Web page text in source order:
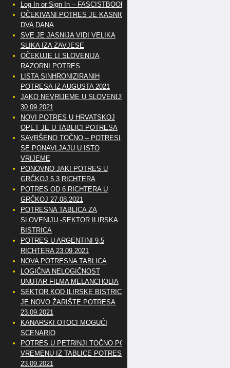
Log In or Sign In – FASCISTBOOK
OČEKIVANI POTRES JE KASNIO
DVA DANA
SVE JE JASNIJA VIDI VELIKA
SLIKA IZA ZAVJESE
OČEKUJE LI SLOVENIJA
RAZORNI POTRES
LISTA SINHRONIZIRANIH
POTRESA IZ AUGUSTA 2021
JAKO NEVRIJEME U SLOVENIJI
30.09.2021
NOVI POTRES U HRVATSKOJ
OPET JE U TABLICI POTRESA
SAVRŠENO TOČNO – POTRESI
SE PONAVLJAJU U ISTO
VRIJEME
PONOVNO JAKI POTRES U
GRČKOJ 5.3 RICHTERA
POTRES OD 6 RICHTERA U
GRČKOJ 27.08.2021
POTRESNA TABLICA ZA
SLOVENIJU -SEKTOR ILIRSKA
BISTRICA
POTRES U ARGENTINI 9,5
RICHTERA 23.09.2021
NOVA POTRESNA TABLICA
LOGIČNA NELOGIČNOST
UNUTAR FILMA MELANCHOLIA
SEKTOR KOD ILIRSKE BISTRICE
JE NOVO ŽARIŠTE POTRESA
23.09.2021
KANARSKI OTOCI MOGUĆI
SCENARIO
POTRES U PETRINJI TOČNO PO
VREMENU IZ TABLICE POTRESA
23.09.2021